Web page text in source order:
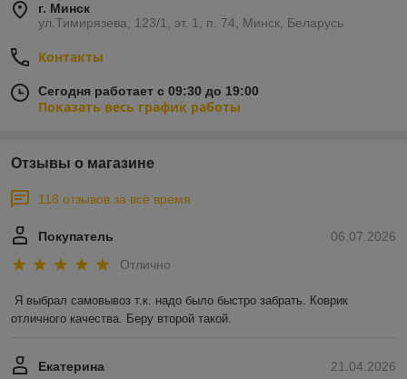
г. Минск
ул.Тимирязева, 123/1, эт. 1, п. 74, Минск, Беларусь
Контакты
Сегодня работает с 09:30 до 19:00
Показать весь график работы
Отзывы о магазине
118 отзывов за всё время
06.07.2026
Покупатель
Отлично
Я выбрал самовывоз т.к. надо было быстро забрать. Коврик
отличного качества. Беру второй такой.
21.04.2026
Екатерина